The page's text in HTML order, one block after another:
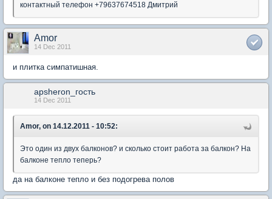
контактный телефон +79637674518 Дмитрий
Amor
14 Dec 2011
и плитка симпатишная.
apsheron_гость
14 Dec 2011
Amor, on 14.12.2011 - 10:52:
Это один из двух балконов? и сколько стоит работа за балкон? На
балконе тепло теперь?
да на балконе тепло и без подогрева полов